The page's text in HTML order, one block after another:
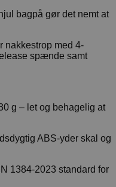
bagpå gør det nemt at
nakkestrop med 4-
spænde samt
g – let og behagelig at
ABS-yder skal og
1384-2023 standard for